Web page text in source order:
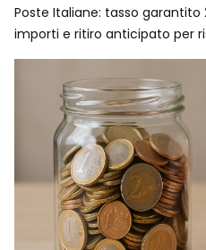
Poste Italiane: tasso garantito
importi e ritiro anticipato per